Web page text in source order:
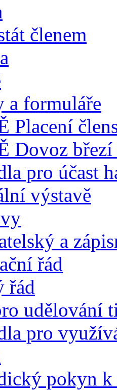
členem
a formuláře
Placení
Dovoz
pro účast
výstavě
a
řád
řád
udělování
pro
pokyn k